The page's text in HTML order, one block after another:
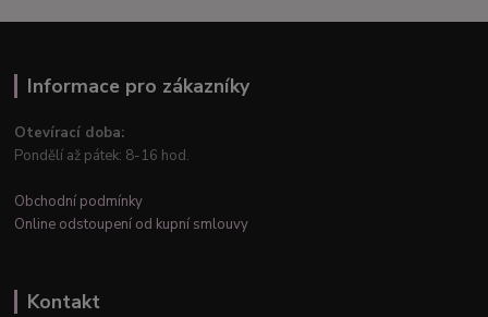
Informace pro zákazníky
Otevírací doba:
Pondělí až pátek: 8-16 hod.
Obchodní podmínky
Online odstoupení od kupní smlouvy
Kontakt